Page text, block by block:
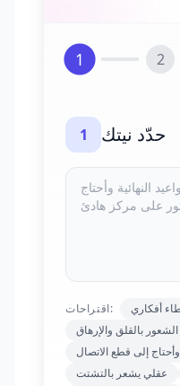
1 2
1 حدّد نيتك
اقتراحات:
أفكاري
الشعور بالقلق والإرهاق
إلى قطع الاتصال
عقلي يشعر بالتشتت